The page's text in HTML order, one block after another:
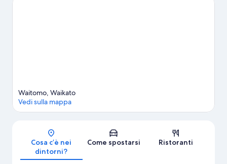
Mappa
Waitomo, Waikato
Vedi sulla mappa
Cosa c’è nei
dintorni?
Come spostarsi Ristoranti